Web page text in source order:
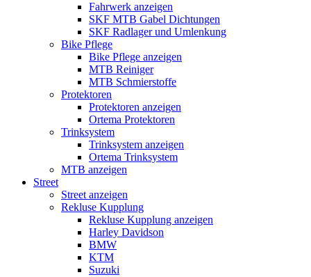
Fahrwerk anzeigen
SKF MTB Gabel Dichtungen
SKF Radlager und Umlenkung
Bike Pflege
Bike Pflege anzeigen
MTB Reiniger
MTB Schmierstoffe
Protektoren
Protektoren anzeigen
Ortema Protektoren
Trinksystem
Trinksystem anzeigen
Ortema Trinksystem
MTB anzeigen
Street
Street anzeigen
Rekluse Kupplung
Rekluse Kupplung anzeigen
Harley Davidson
BMW
KTM
Suzuki